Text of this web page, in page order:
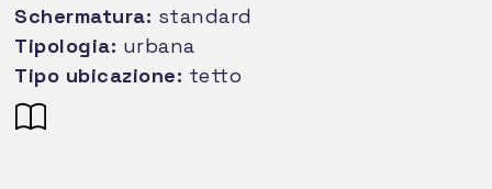
Schermatura: standard
Tipologia: urbana
Tipo ubicazione: tetto